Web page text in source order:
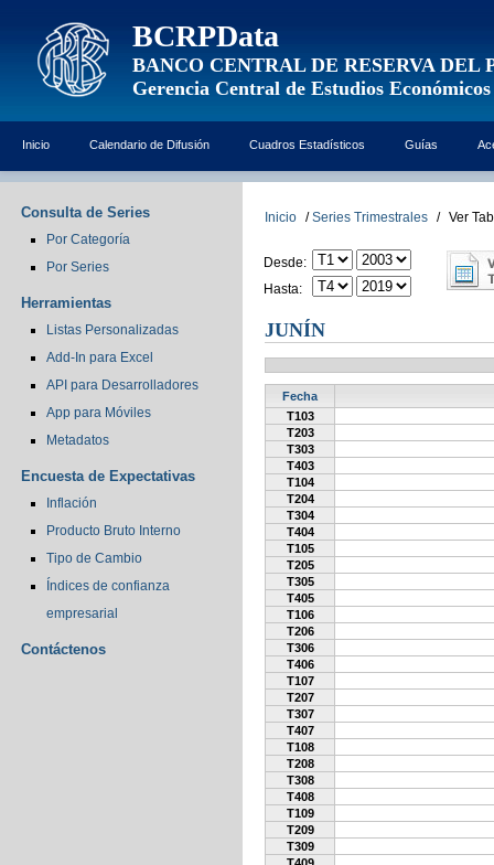
BCRPData
BANCO CENTRAL DE RESERVA DEL
Gerencia Central de Estudios Económicos
Inicio Calendario de Difusión Cuadros Estadísticos Guías
Consulta de Series
Por Categoría
Por Series
Herramientas
Listas Personalizadas
Add-In para Excel
API para Desarrolladores
App para Móviles
Metadatos
Encuesta de Expectativas
Inflación
Producto Bruto Interno
Tipo de Cambio
Índices de confianza
empresarial
Contáctenos
Inicio / Series Trimestrales / Ver
Desde:
Hasta:
JUNÍN
Fecha
T103
T203
T303
T403
T104
T204
T304
T404
T105
T205
T305
T405
T106
T206
T306
T406
T107
T207
T307
T407
T108
T208
T308
T408
T109
T209
T309